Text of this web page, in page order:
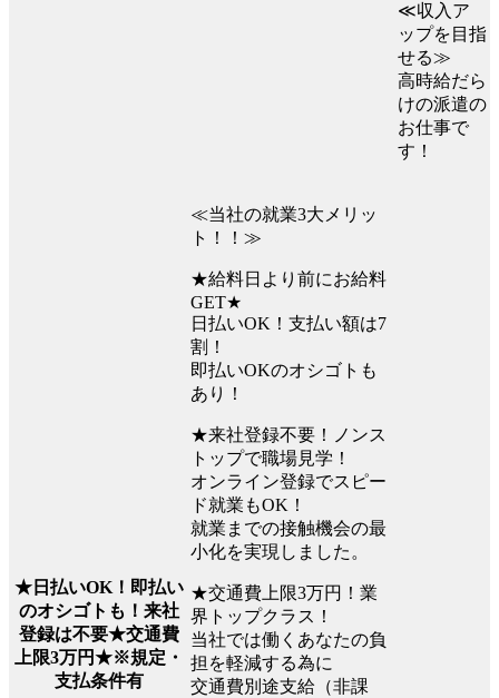
≪収入ア
ップを目指
せる≫
高時給だら
けの派遣の
お仕事で
す！
★日払いOK！即払い
のオシゴトも！来社
登録は不要★交通費
上限3万円★※規定・
支払条件有
≪当社の就業3大メリッ
ト！！≫
★給料日より前にお給料
GET★
日払いOK！支払い額は7
割！
即払いOKのオシゴトも
あり！
★来社登録不要！ノンス
トップで職場見学！
オンライン登録でスピー
ド就業もOK！
就業までの接触機会の最
小化を実現しました。
★交通費上限3万円！業
界トップクラス！
当社では働くあなたの負
担を軽減する為に
交通費別途支給（非課